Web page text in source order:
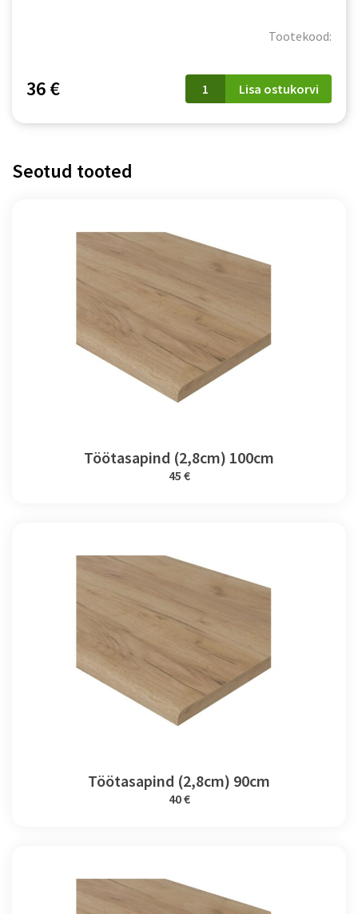
Tootekood:
36 €
PATI
(PK07/PF09)
tamm
Lisa ostukorvi
Seotud tooted
Töötasapind (2,8cm) 100cm
45 €
Töötasapind (2,8cm) 90cm
40 €